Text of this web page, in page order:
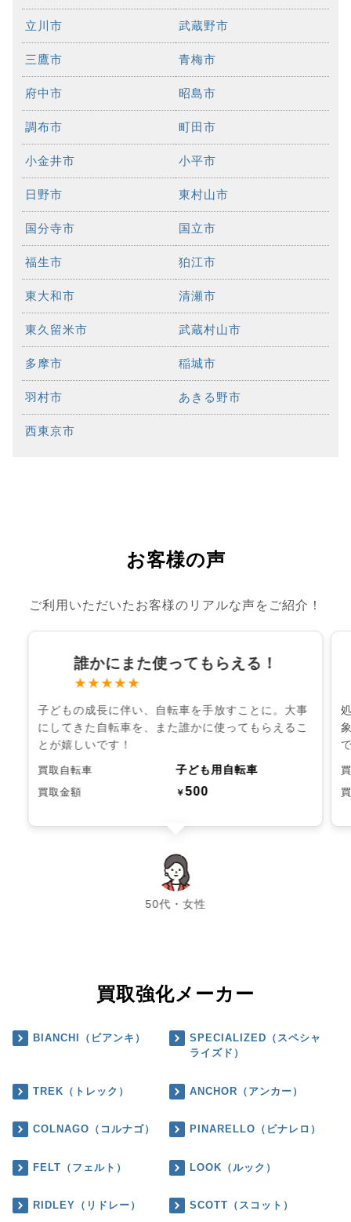
立川市 武蔵野市
三鷹市 青梅市
府中市 昭島市
調布市 町田市
小金井市 小平市
日野市 東村山市
国分寺市 国立市
福生市 狛江市
東大和市 清瀬市
東久留米市 武蔵村山市
多摩市 稲城市
羽村市 あきる野市
西東京市
お客様の声
ご利用いただいたお客様のリアルな声をご紹介！
誰かにまた使ってもらえる！
★★★★★
子どもの成長に伴い、自転車を手放すことに。大事
にしてきた自転車を、また誰かに使ってもらえるこ
とが嬉しいです！
買取自転車 子ども用自転車
買取金額 ￥500
50代・女性
chevron_left chevron_right
買取強化メーカー
BIANCHI（ビアンキ）
SPECIALIZED（スペシャ
ライズド）
TREK（トレック） ANCHOR（アンカー）
COLNAGO（コルナゴ） PINARELLO（ピナレロ）
FELT（フェルト） LOOK（ルック）
RIDLEY（リドレー） SCOTT（スコット）